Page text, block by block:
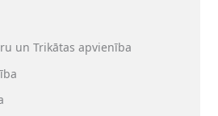
un Trikātas apvienība